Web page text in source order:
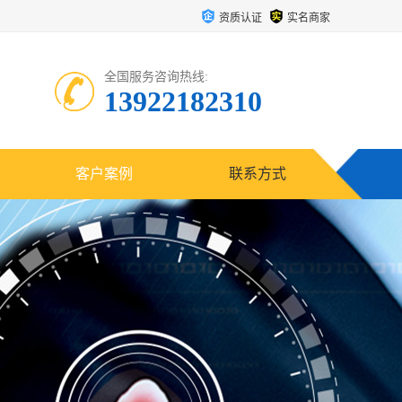
资质认证 实名商家
全国服务咨询热线:
13922182310
客户案例 联系方式